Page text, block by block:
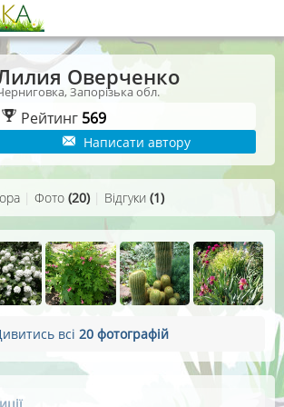
Оверченко
Запорізька обл.
Рейтинг 569
Написати автору
| Фото (20)| Відгуки (1)
всі 20 фотографій